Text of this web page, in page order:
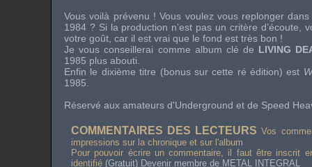
Vous voilà prévenu ! Vous voulez vous replonger
1984 ? Si la production n’est pas un critère d’écoute,
votre goût, car il est vrai que le fond est très bon !
Je vous conseillerai comme album clé de LIVING
1985 plus abouti.
Enfin le dixième titre (bonus sur cette ré édition) est
1985.
Réservé aux amateurs d'Underground et de Speed
COMMENTAIRES DES LECTEURS Vos
impressions sur la chronique et sur l'album
Pour pouvoir écrire un commentaire, il faut être inscrit
identifié (Gratuit) Devenir membre de METAL INTEGRAL